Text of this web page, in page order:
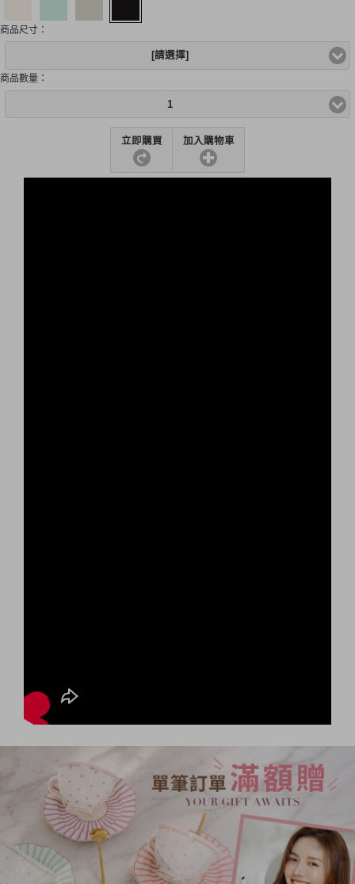
商品尺寸：
[請選擇]
商品數量：
1
立即購買 加入購物車